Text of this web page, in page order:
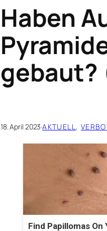
Haben
gebaut?
18. April 2023·AKTUELL,
Find Papillomas On